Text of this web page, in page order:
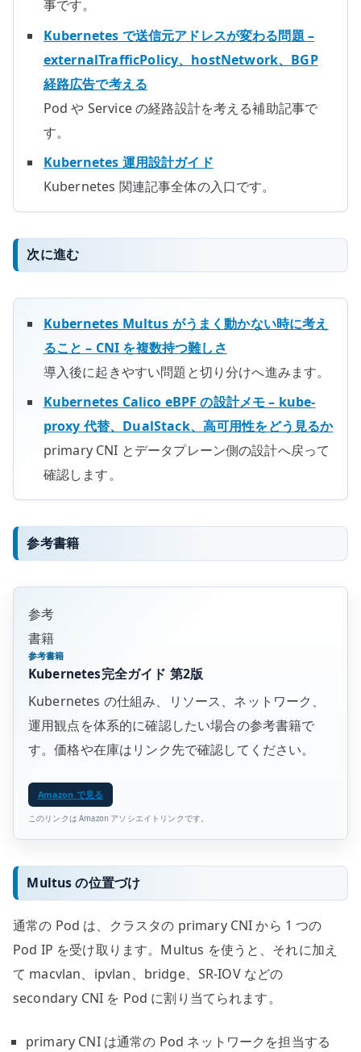
事です。
Kubernetes で送信元アドレスが変わる問題 –
externalTrafficPolicy、hostNetwork、BGP
経路広告で考える
Pod や Service の経路設計を考える補助記事で
す。
Kubernetes 運用設計ガイド
Kubernetes 関連記事全体の入口です。
次に進む
Kubernetes Multus がうまく動かない時に考え
ること – CNI を複数持つ難しさ
導入後に起きやすい問題と切り分けへ進みます。
Kubernetes Calico eBPF の設計メモ – kube-
proxy 代替、DualStack、高可用性をどう見るか
primary CNI とデータプレーン側の設計へ戻って
確認します。
参考書籍
参考
書籍
参考書籍
Kubernetes完全ガイド 第2版
Kubernetes の仕組み、リソース、ネットワーク、
運用観点を体系的に確認したい場合の参考書籍で
す。価格や在庫はリンク先で確認してください。
Amazon で見る
このリンクは Amazon アソシエイトリンクです。
Multus の位置づけ
通常の Pod は、クラスタの primary CNI から 1 つの
Pod IP を受け取ります。Multus を使うと、それに加え
て macvlan、ipvlan、bridge、SR-IOV などの
secondary CNI を Pod に割り当てられます。
primary CNI は通常の Pod ネットワークを担当する